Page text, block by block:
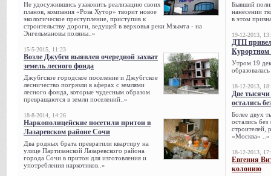
Не удосужившись узаконить реализацию своих
планов, компания «Роза Хутор» творит новое
экологическое преступление, приступив к
строительству дороги, ведущей в верховья реки Мзымта - на
Энгельмановы поляны..»
15-5-2015, 11:23
Возле Джубги выявлен очередной захват
земель лесного фонда
Джубгское городское поселение и Джубгское
лесничество погрязли в аферах с землями
лесного фонда, которые чудесным образом
превращаются в земли поселений..»
18-8-2014, 14:26
Наркополицейские посетили притон в
Лазаревском районе Сочи
Два родных брата превратили квартиру на
улице Партизанской Лазаревского района
города Сочи в притон для изготовления и
употребления наркотиков..»
Бывший
нанесении
в этом
19-12-2013,
ДТП
Курортном
Утром 19
18-12-2013,
Две
остались
Более двух
остались
строителей,
«Москва» ..»
18-12-2013,
Евгения
колонию